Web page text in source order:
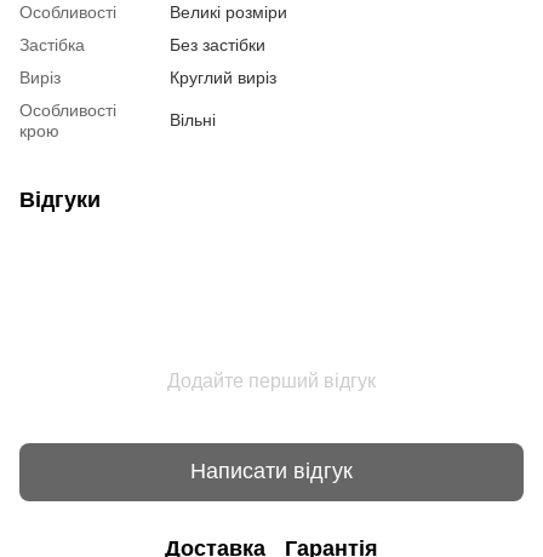
Особливості
Великі розміри
Застібка
Без застібки
Виріз
Круглий виріз
Особливості
крою
Вільні
Відгуки
Додайте перший відгук
Написати відгук
Доставка Гарантія